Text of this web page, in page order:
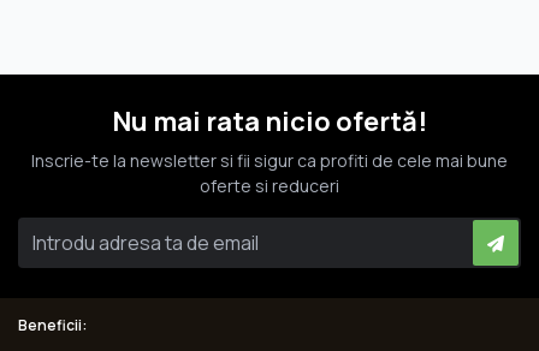
Nu mai rata nicio ofertă!
Inscrie-te la newsletter si fii sigur ca profiti de cele mai bune
oferte si reduceri
Beneficii: